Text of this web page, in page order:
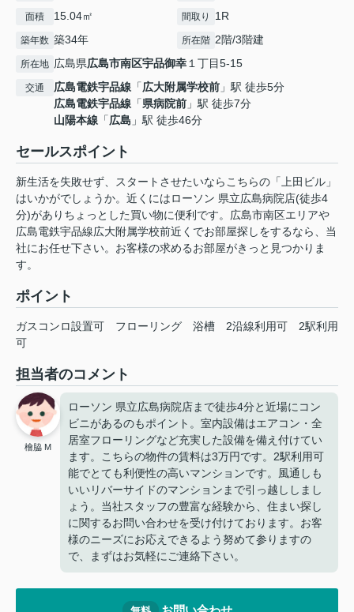
面積 15.04㎡ 間取り 1R
築年数 築34年 所在階 2階/3階建
所在地 広島県広島市南区宇品御幸 １丁目5-15
交通 広島電鉄宇品線 「広大附属学校前 」駅 徒歩5分
広島電鉄宇品線 「県病院前 」駅 徒歩7分
山陽本線 「広島 」駅 徒歩46分
セールスポイント
新生活を失敗せず、スタートさせたいならこちらの「上田ビル」
はいかがでしょうか。近くにはローソン 県立広島病院店(徒歩4
分)がありちょっとした買い物に便利です。広島市南区エリアや
広島電鉄宇品線広大附属学校前近くでお部屋探しをするなら、当
社にお任せ下さい。お客様の求めるお部屋がきっと見つかりま
す。
ポイント
ガスコンロ設置可 フローリング 浴槽 2沿線利用可
2駅利用
可
担当者のコメント
檜脇 M
ローソン 県立広島病院店まで徒歩4分と近場にコン
ビニがあるのもポイント。室内設備はエアコン・全
居室フローリングなど充実した設備を備え付けてい
ます。こちらの物件の賃料は3万円です。2駅利用可
能でとても利便性の高いマンションです。風通しも
いいリバーサイドのマンションまで引っ越ししまし
ょう。当社スタッフの豊富な経験から、住まい探し
に関するお問い合わせを受け付けております。お客
様のニーズにお応えできるよう努めて参りますの
で、まずはお気軽にご連絡下さい。